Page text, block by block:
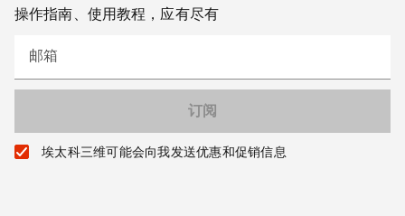
操作指南、使用教程，应有尽有
邮箱
埃太科三维可能会向我发送优惠和促销信息